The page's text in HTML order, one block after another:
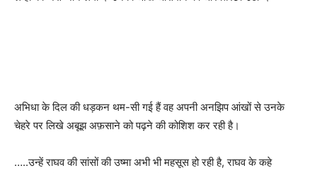
अभिधा के दिल की धड़कन थम-सी गई हैं वह अपनी अनझिप आंखों से उनके
चेहरे पर लिखे अबूझ अफ़साने को पढ़ने की कोशिश कर रही है।
…..उन्हें राघव की सांसों की उष्मा अभी भी महसूस हो रही है,राघव के कहे